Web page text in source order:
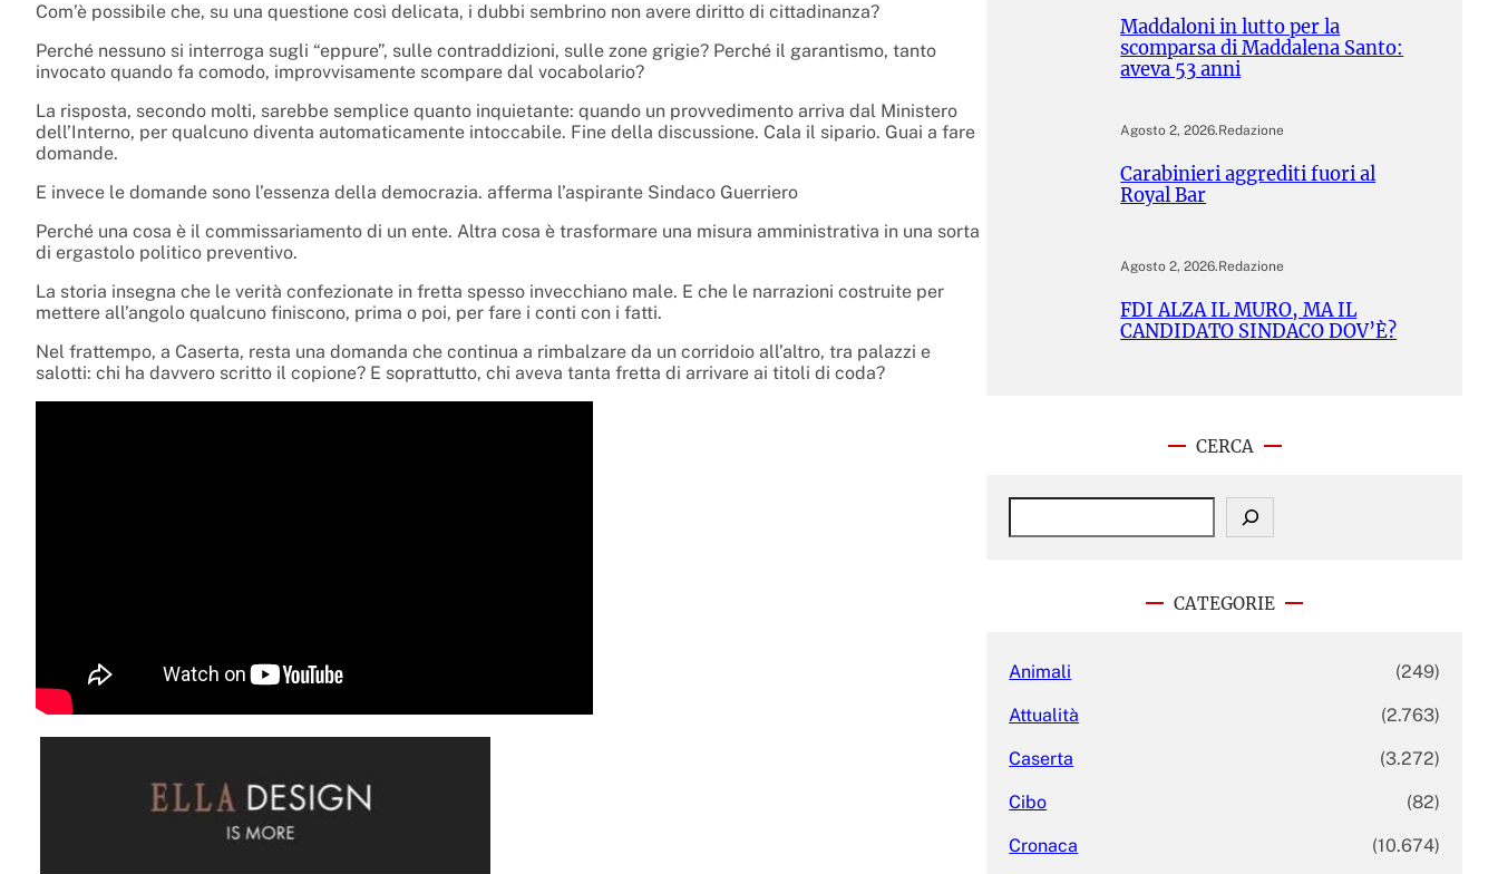
Com’è possibile che, su una questione così delicata, i dubbi sembrino non avere diritto di cittadinanza?
Perché nessuno si interroga sugli “eppure”, sulle contraddizioni, sulle zone grigie? Perché il garantismo, tanto
invocato quando fa comodo, improvvisamente scompare dal vocabolario?
La risposta, secondo molti, sarebbe semplice quanto inquietante: quando un provvedimento arriva dal Ministero
dell’Interno, per qualcuno diventa automaticamente intoccabile. Fine della discussione. Cala il sipario. Guai a fare
domande.
E invece le domande sono l’essenza della democrazia. afferma l’aspirante Sindaco Guerriero
Perché una cosa è il commissariamento di un ente. Altra cosa è trasformare una misura amministrativa in una sorta
di ergastolo politico preventivo.
La storia insegna che le verità confezionate in fretta spesso invecchiano male. E che le narrazioni costruite per
mettere all’angolo qualcuno finiscono, prima o poi, per fare i conti con i fatti.
Nel frattempo, a Caserta, resta una domanda che continua a rimbalzare da un corridoio all’altro, tra palazzi e
salotti: chi ha davvero scritto il copione? E soprattutto, chi aveva tanta fretta di arrivare ai titoli di coda?
Maddaloni in lutto per la
scomparsa di Maddalena Santo:
aveva 53 anni
Agosto 2, 2026.Redazione
Carabinieri aggrediti fuori al
Royal Bar
Agosto 2, 2026.Redazione
FDI ALZA IL MURO, MA IL
CANDIDATO SINDACO DOV’È?
CERCA
S
CATEGORIE
Animali (249)
Attualità (2.763)
Caserta (3.272)
Cibo (82)
Cronaca (10.674)